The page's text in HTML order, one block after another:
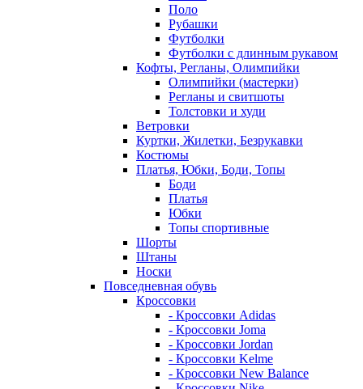
Поло
Рубашки
Футболки
Футболки с длинным рукавом
Кофты, Регланы, Олимпийки
Олимпийки (мастерки)
Регланы и свитшоты
Толстовки и худи
Ветровки
Куртки, Жилетки, Безрукавки
Костюмы
Платья, Юбки, Боди, Топы
Боди
Платья
Юбки
Топы спортивные
Шорты
Штаны
Носки
Повседневная обувь
Кроссовки
- Кроссовки Adidas
- Кроссовки Joma
- Кроссовки Jordan
- Кроссовки Kelme
- Кроссовки New Balance